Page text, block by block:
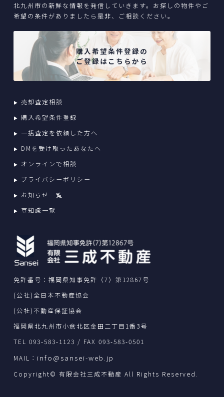
免許番号：福岡県知事免許（7）第12867号
(公社)全日本不動産協会
(公社)不動産保証協会
福岡県北九州市小倉北区金田二丁目1番3号
TEL 093-583-1123 / FAX 093-583-0501
MAIL： info@sansei-web.jp
Copyright© 有限会社三成不動産 All Rights Reserved.
売却査定相談
購入希望条件登録
一括査定を依頼した方へ
DMを受け取ったあなたへ
オンラインで相談
プライバシーポリシー
お知らせ一覧
豆知識一覧
北九州市の新鮮な情報を発信していきます。お探しの物件やご
希望の条件がありましたら是非、ご相談ください。
購入希望条件登録の
ご登録はこちらから